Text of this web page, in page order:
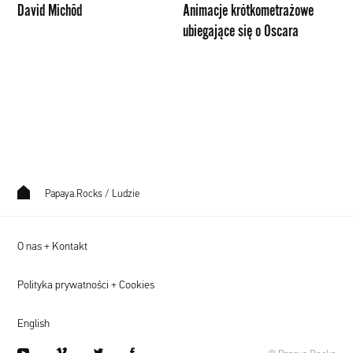
David Michôd
Animacje krótkometrażowe
ubiegające się o Oscara
Papaya.Rocks / Ludzie
O nas + Kontakt
Polityka prywatności + Cookies
English